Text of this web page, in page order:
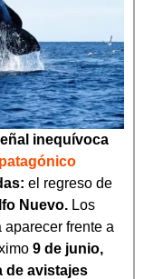
inequívoca
el regreso de
Nuevo. Los
frente a
9 de junio,
de avistajes